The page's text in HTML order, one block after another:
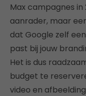
Max campagnes in
aanrader, maar
dat Google zelf
past bij jouw
Het is dus
budget te
video en